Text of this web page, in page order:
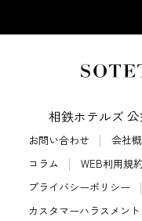
相鉄ホテルズ 公
お問い合わせ 会社
コラム
WEB利用規約
プライバシーポリシー
カスタマーハラスメン